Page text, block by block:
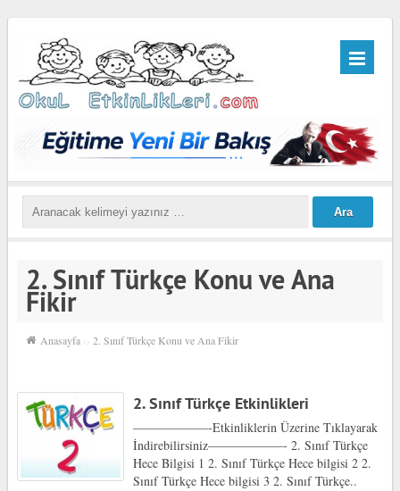
2. Sınıf Türkçe Konu ve Ana
Fikir
Anasayfa ›› 2. Sınıf Türkçe Konu ve Ana Fikir
2. Sınıf Türkçe Etkinlikleri
——————-Etkinliklerin Üzerine Tıklayarak
İndirebilirsiniz——————- 2. Sınıf Türkçe
Hece Bilgisi 1 2. Sınıf Türkçe Hece bilgisi 2 2.
Sınıf Türkçe Hece bilgisi 3 2. Sınıf Türkçe..